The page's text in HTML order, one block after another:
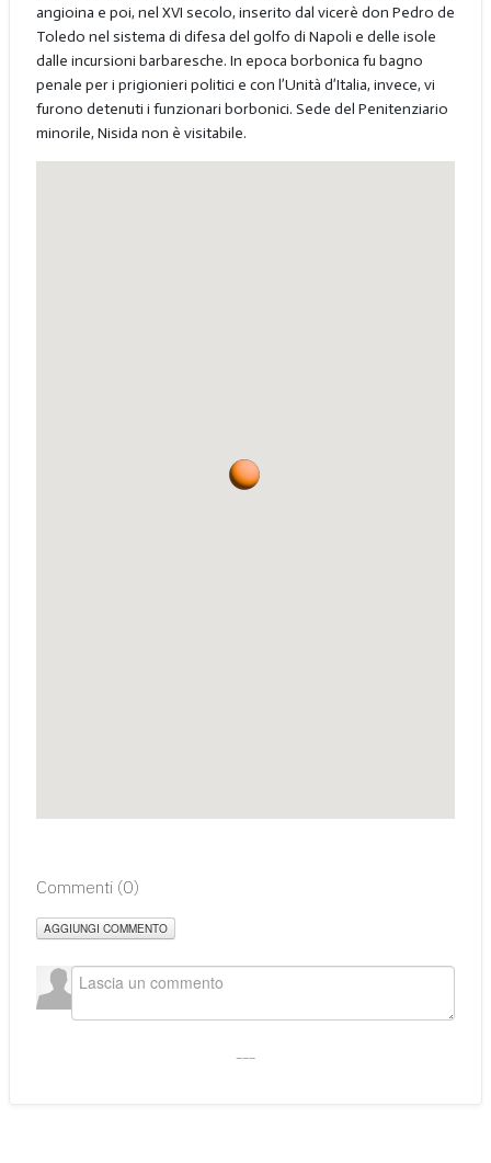
angioina e poi, nel XVI secolo, inserito dal vicerè don Pedro de
Toledo nel sistema di difesa del golfo di Napoli e delle isole
dalle incursioni barbaresche. In epoca borbonica fu bagno
penale per i prigionieri politici e con l’Unità d’Italia, invece, vi
furono detenuti i funzionari borbonici. Sede del Penitenziario
minorile, Nisida non è visitabile.
Commenti (0)
AGGIUNGI COMMENTO